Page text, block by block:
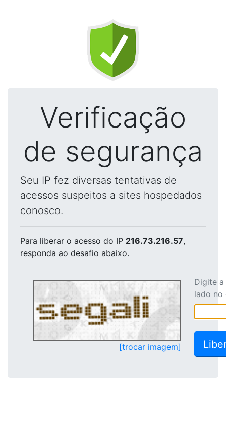
Verificação
de segurança
Seu IP fez diversas tentativas de
acessos suspeitos a sites hospedados
conosco.
Para liberar o acesso do IP 216.73.216.57,
responda ao desafio abaixo.
[trocar imagem]
Digite
lado no